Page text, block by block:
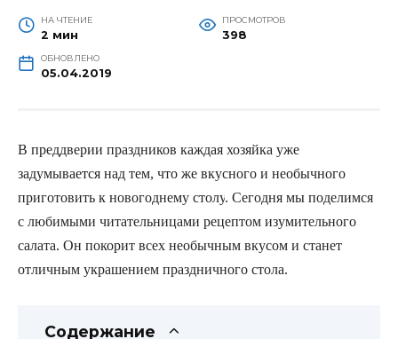
НА ЧТЕНИЕ
2 мин
ПРОСМОТРОВ
398
ОБНОВЛЕНО
05.04.2019
В преддверии праздников каждая хозяйка уже
задумывается над тем, что же вкусного и необычного
приготовить к новогоднему столу. Сегодня мы поделимся
с любимыми читательницами рецептом изумительного
салата. Он покорит всех необычным вкусом и станет
отличным украшением праздничного стола.
Содержание